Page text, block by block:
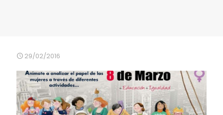
29/02/2016